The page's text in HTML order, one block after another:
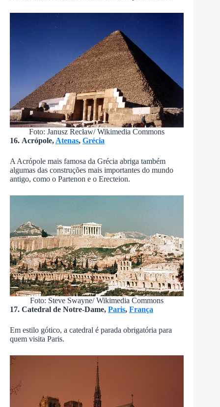
Foto: Janusz Recław/ Wikimedia Commons
16. Acrópole, Atenas, Grécia
A Acrópole mais famosa da Grécia abriga também
algumas das construções mais importantes do mundo
antigo, como o Partenon e o Erecteion.
Foto: Steve Swayne/ Wikimedia Commons
17. Catedral de Notre-Dame, Paris, França
Em estilo gótico, a catedral é parada obrigatória para
quem visita Paris.